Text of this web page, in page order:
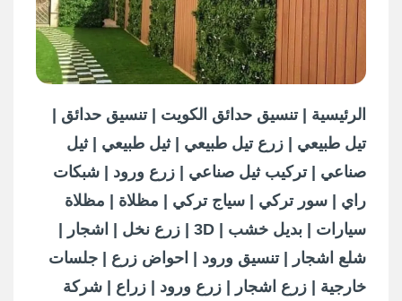
الرئيسية | تنسيق حدائق الكويت | تنسيق حدائق |
تيل طبيعي | زرع تيل طبيعي | ثيل طبيعي | ثيل
صناعي | تركيب ثيل صناعي | زرع ورود | شبكات
راي | سور تركي | سياج تركي | مظلاة | مظلاة
سيارات | بديل خشب | 3D | زرع نخل | اشجار |
شلع اشجار | تنسيق ورود | احواض زرع | جلسات
خارجية | زرع اشجار | زرع ورود | زراع | شركة